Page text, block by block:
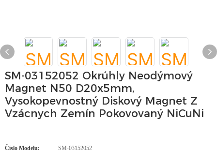
SM-03152052 Okrúhly Neodýmový
Magnet N50 D20x5mm,
Vysokopevnostný Diskový Magnet Z
Vzácnych Zemín Pokovovaný NiCuNi
Číslo Modelu: SM-03152052